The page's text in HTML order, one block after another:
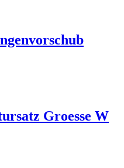
Groesse W